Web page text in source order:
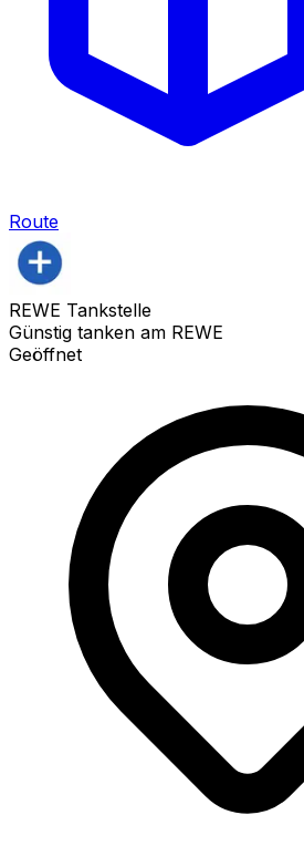
Route
REWE Tankstelle
Günstig tanken am REWE
Geöffnet